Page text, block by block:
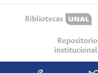
Bibliotecas
Repositorio
institucional